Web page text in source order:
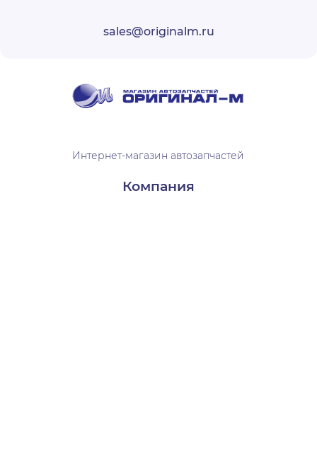
sales@originalm.ru
Интернет-магазин автозапчастей
Компания